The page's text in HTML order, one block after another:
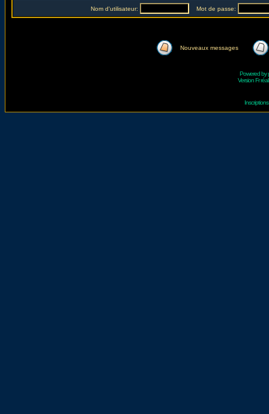
Nom d'utilisateur: Mot de passe:
Nouveaux messages
Powered by
Version Fr